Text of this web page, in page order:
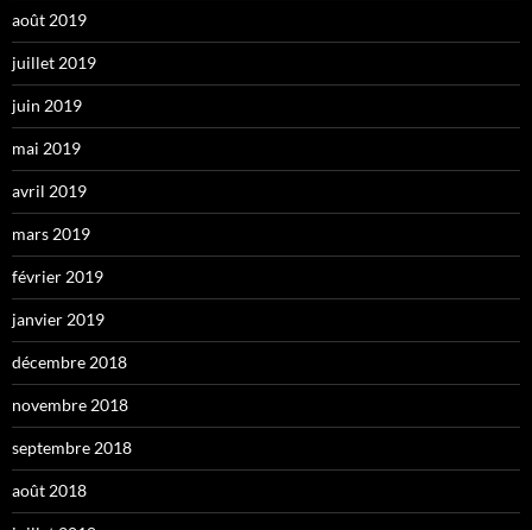
août 2019
juillet 2019
juin 2019
mai 2019
avril 2019
mars 2019
février 2019
janvier 2019
décembre 2018
novembre 2018
septembre 2018
août 2018